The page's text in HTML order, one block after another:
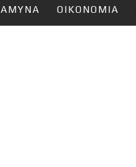
ΑΜΥΝΑ ΟΙΚΟΝΟΜΙΑ